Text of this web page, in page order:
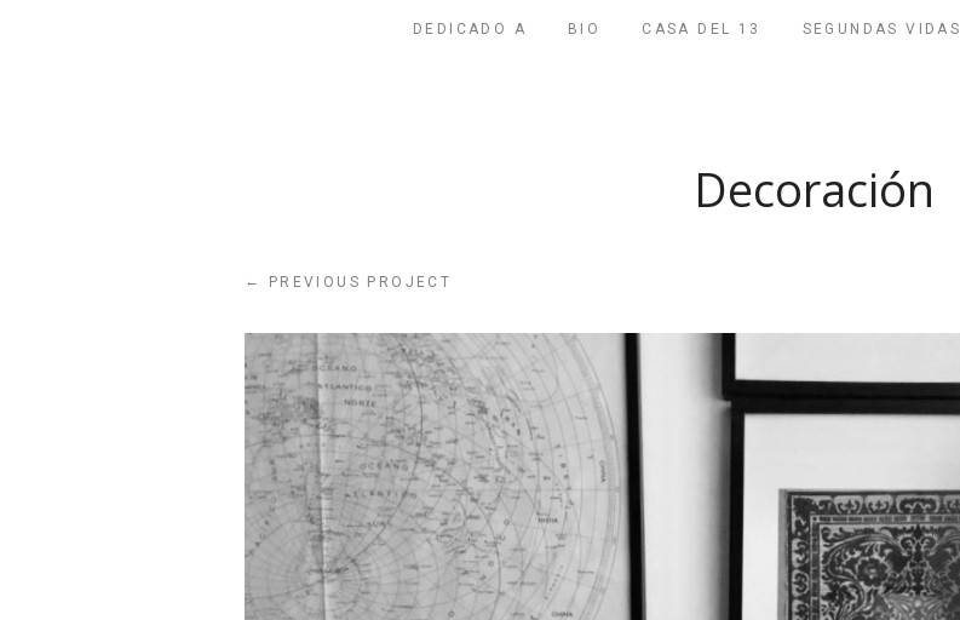
DEDICADO A BIO CASA DEL 13 SEGUNDAS VIDAS
Decoración
← PREVIOUS PROJECT